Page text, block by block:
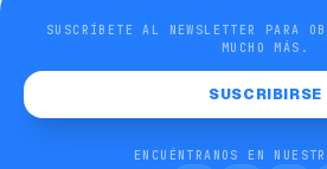
SUSCRÍBETE AL NEWSLETTER PARA
MUCHO MÁS.
SUSCRIBIRSE
ENCUÉNTRANOS EN